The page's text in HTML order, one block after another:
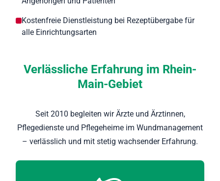
Kostenfreie Dienstleistung bei Rezeptübergabe für
alle Einrichtungsarten
Verlässliche Erfahrung im Rhein-
Main-Gebiet
Seit 2010 begleiten wir Ärzte und Ärztinnen,
Pflegedienste und Pflegeheime im Wundmanagement
– verlässlich und mit stetig wachsender Erfahrung.